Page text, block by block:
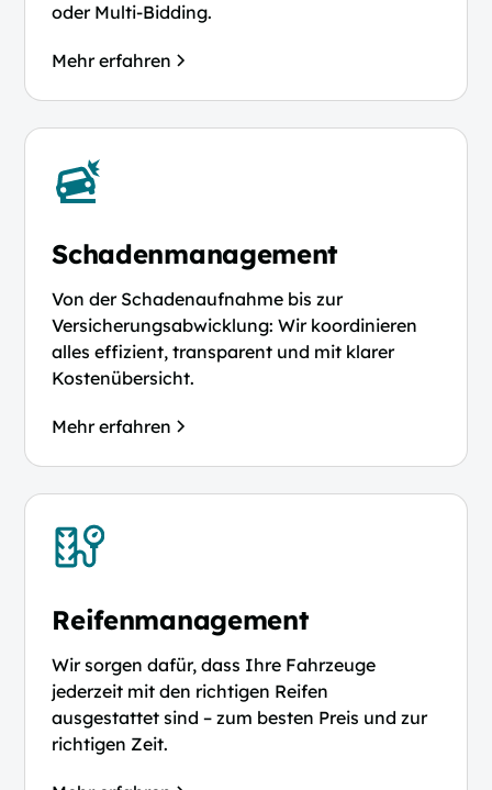
oder Multi-Bidding.
Mehr erfahren
Schadenmanagement
Von der Schadenaufnahme bis zur
Versicherungsabwicklung: Wir koordinieren
alles effizient, transparent und mit klarer
Kostenübersicht.
Mehr erfahren
Reifenmanagement
Wir sorgen dafür, dass Ihre Fahrzeuge
jederzeit mit den richtigen Reifen
ausgestattet sind – zum besten Preis und zur
richtigen Zeit.